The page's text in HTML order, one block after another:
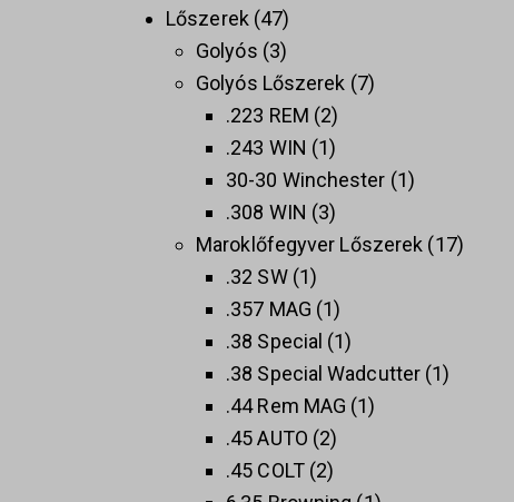
Lőszerek 47
Golyós 3
Golyós Lőszerek 7
.223 REM 2
.243 WIN
1
30-30 Winchester 1
.308 WIN
3
Maroklőfegyver Lőszerek 17
.32 SW 1
.357 MAG 1
.38 Special
1
.38 Special Wadcutter 1
.44 Rem MAG 1
.45 AUTO 2
.45 COLT 2